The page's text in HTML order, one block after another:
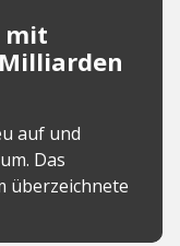
mit
auf und
Das
überzeichnete